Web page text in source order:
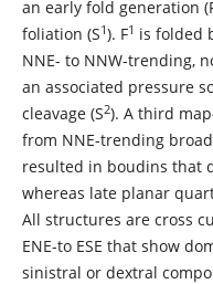
an early fold generation
foliation (S1). F1 is folded
NNE- to NNW-trending,
an associated pressure
cleavage (S2). A third
from NNE-trending
resulted in boudins that
whereas late planar
All structures are cross
ENE-to ESE that show
sinistral or dextral